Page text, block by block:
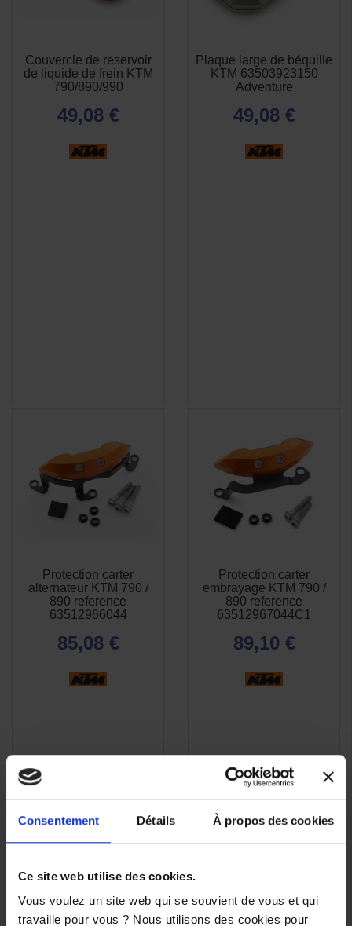
Consentement Détails À propos des cookies
Ce site web utilise des cookies.
Vous voulez un site web qui se souvient de vous et qui
travaille pour vous ? Nous utilisons des cookies pour
Couvercle de reservoir
de liquide de frein KTM
790/890/990
49,08 €
Plaque large de béquille
KTM 63503923150
Adventure
49,08 €
APERÇU
RAPIDE
Protection carter
alternateur KTM 790 /
890 reference
63512966044
85,08 €
APERÇU
RAPIDE
Protection carter
embrayage KTM 790 /
890 reference
63512967044C1
89,10 €
APERÇU
RAPIDE
APERÇU
RAPIDE